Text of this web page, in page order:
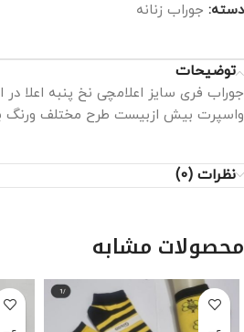
دسته: جوراب زنانه
توضیحات
جوراب فری سایز اعلامچی نخ پنبه اعلا در
واسپرت بیش ازبیست طرح مختلف ورنگ
نظرات (0)
محصولات مشابه